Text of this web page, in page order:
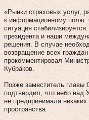
«Рынки страховых услуг,
к информационному
ситуация
президента и наши
решения. В случае
возвращение всех
прокомментировал
Кубраков.
Позже заместитель
подтвердил, что небо над
не предпринимала
пространства.